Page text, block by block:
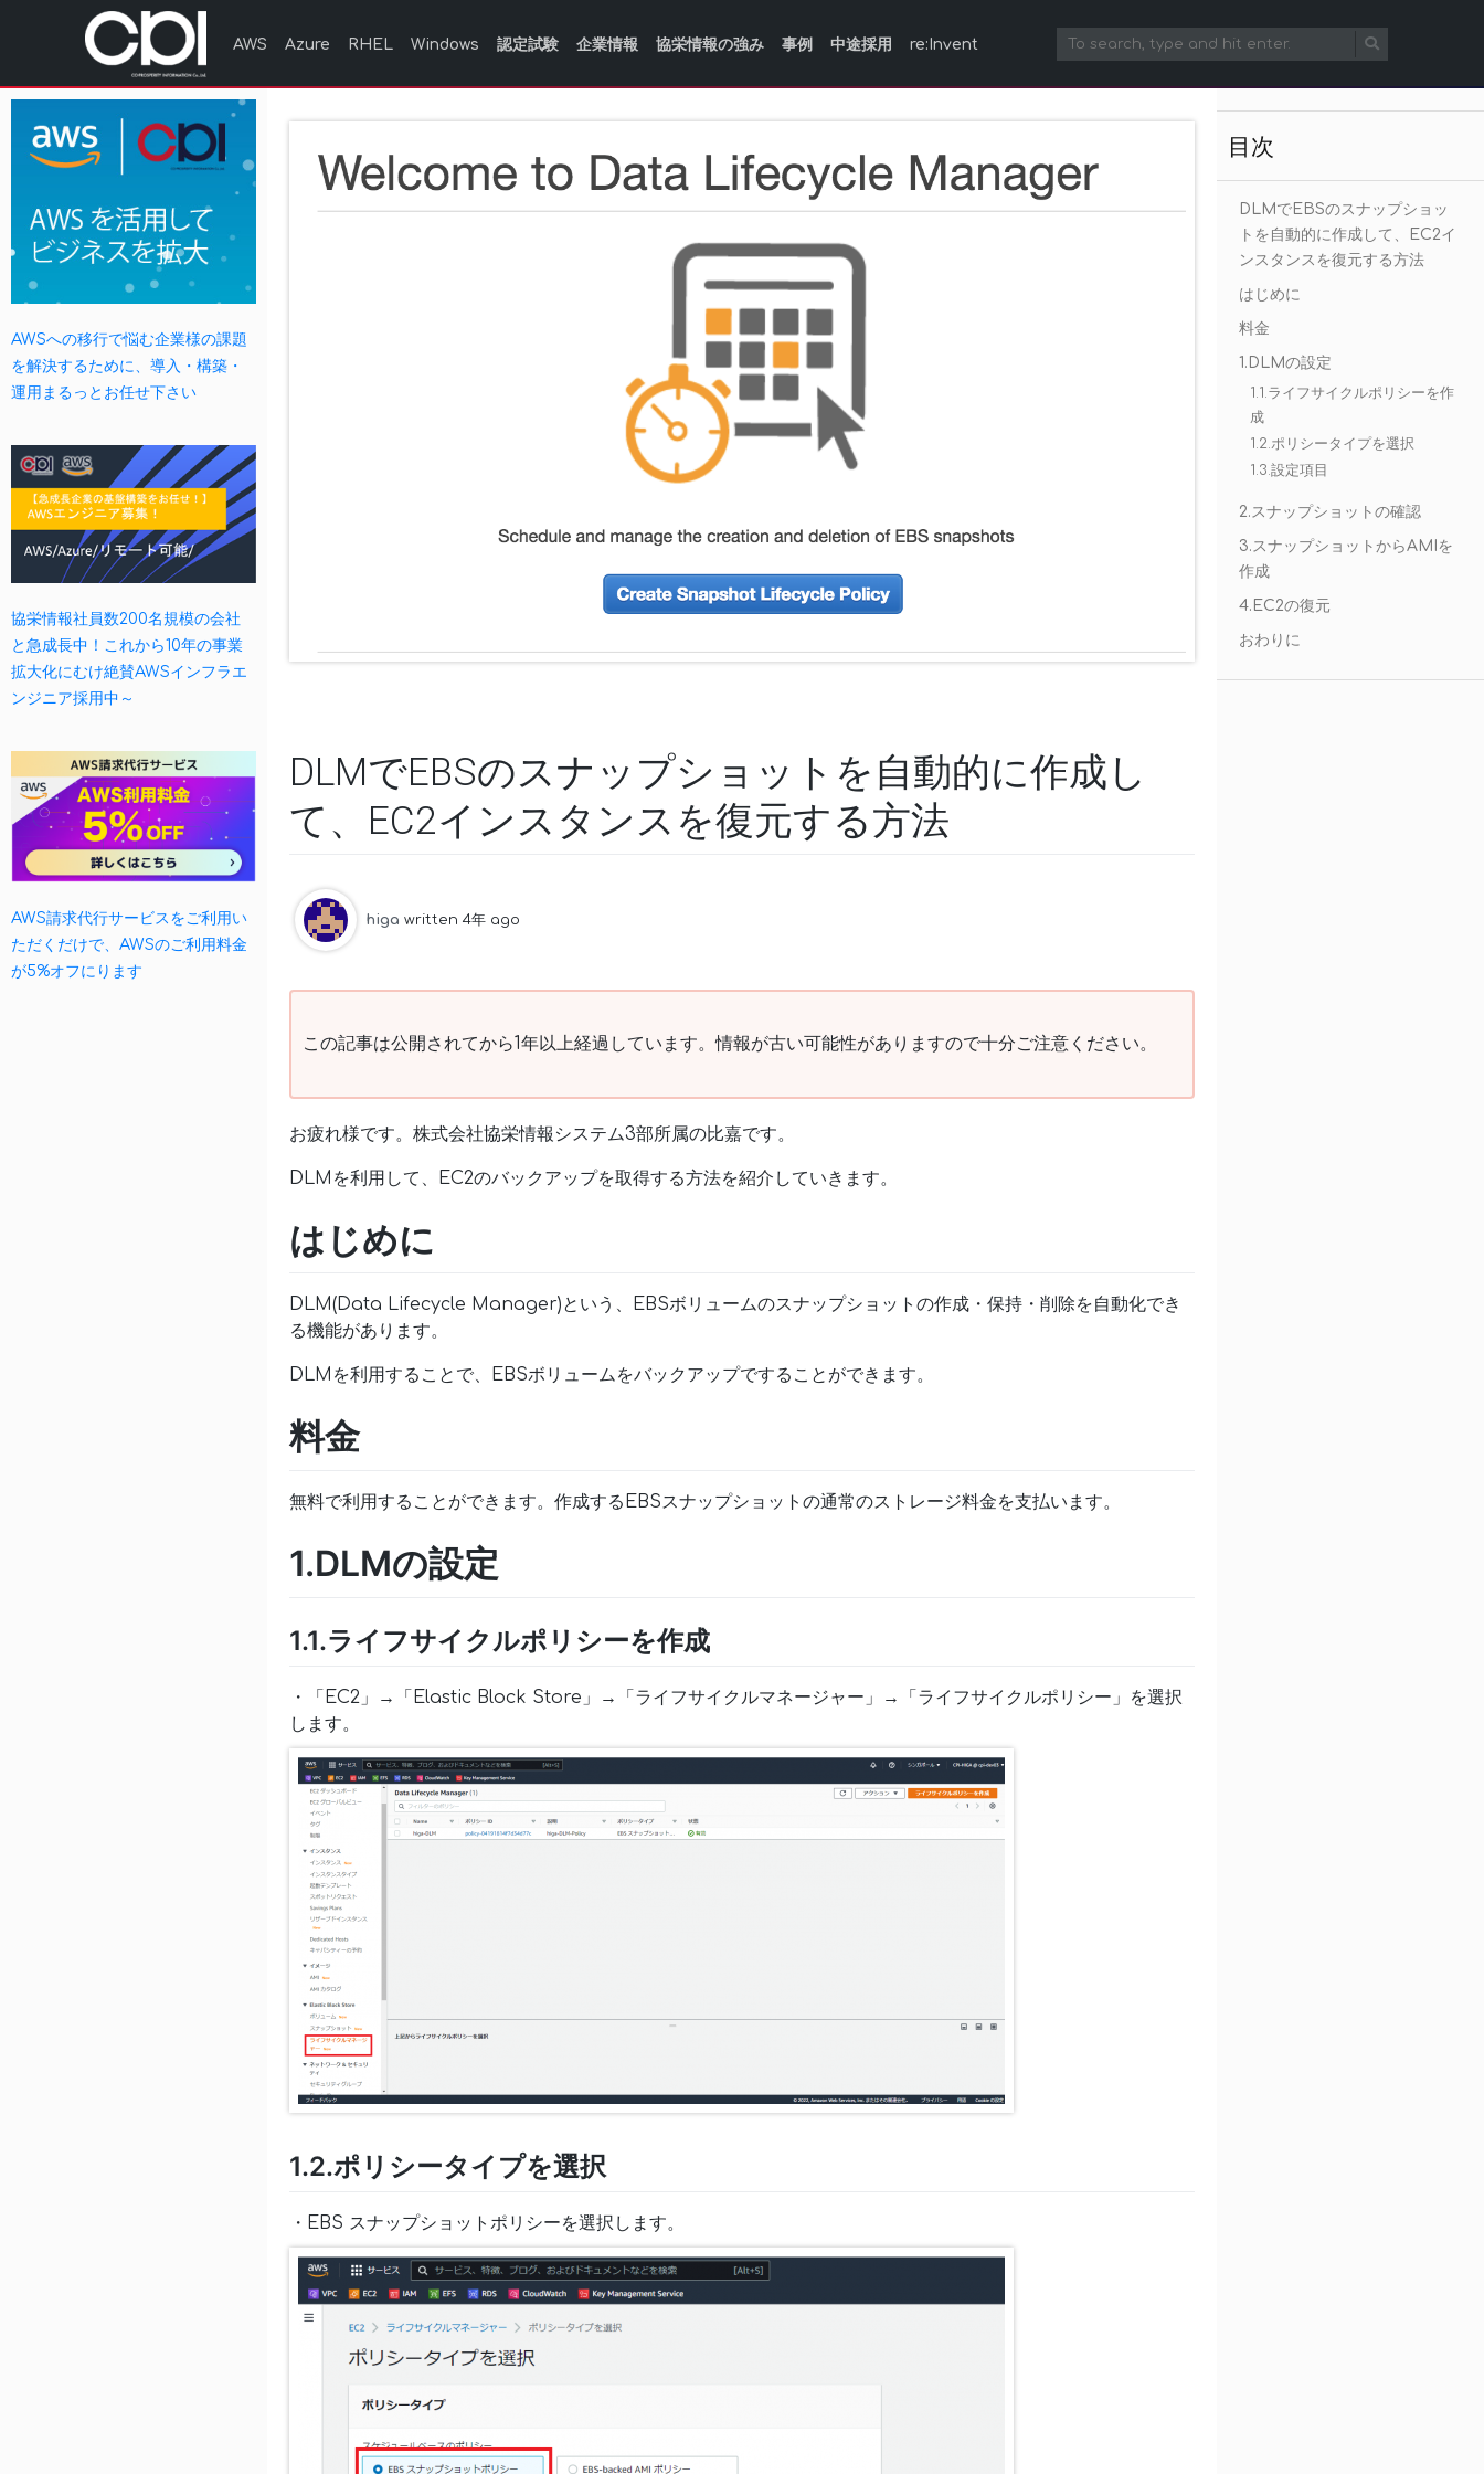
AWS Azure RHEL Windows 認定試験 企業情報 協栄情報の強み 事例 中途採用 re:Invent
AWSへの移行で悩む企業様の課題
を解決するために、導入・構築・
運用まるっとお任せ下さい
協栄情報社員数200名規模の会社
と急成長中！これから10年の事業
拡大化にむけ絶賛AWSインフラエ
ンジニア採用中～
AWS請求代行サービスをご利用い
ただくだけで、AWSのご利用料金
が5%オフにります
DLMでEBSのスナップショットを自動的に作成し
て、EC2インスタンスを復元する方法
higa written 4年 ago
この記事は公開されてから1年以上経過しています。情報が古い可能性がありますので十分ご注意ください。
お疲れ様です。株式会社協栄情報システム3部所属の比嘉です。
DLMを利用して、EC2のバックアップを取得する方法を紹介していきます。
はじめに
DLM(Data Lifecycle Manager)という、EBSボリュームのスナップショットの作成・保持・削除を自動化でき
る機能があります。
DLMを利用することで、EBSボリュームをバックアップですることができます。
料金
無料で利用することができます。作成するEBSスナップショットの通常のストレージ料金を支払います。
1.DLMの設定
1.1.ライフサイクルポリシーを作成
・「EC2」→「Elastic Block Store」→「ライフサイクルマネージャー」→「ライフサイクルポリシー」を選択
します。
1.2.ポリシータイプを選択
・EBS スナップショットポリシーを選択します。
目次
DLMでEBSのスナップショッ
トを自動的に作成して、EC2イ
ンスタンスを復元する方法
はじめに
料金
1.DLMの設定
1.1.ライフサイクルポリシーを作
成
1.2.ポリシータイプを選択
1.3.設定項目
2.スナップショットの確認
3.スナップショットからAMIを
作成
4.EC2の復元
おわりに